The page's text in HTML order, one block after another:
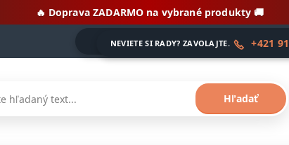
🔥 Doprava ZADARMO na vybrané produkty 🚚
Hľadať
NEVIETE SI RADY? ZAVOLAJTE. +421